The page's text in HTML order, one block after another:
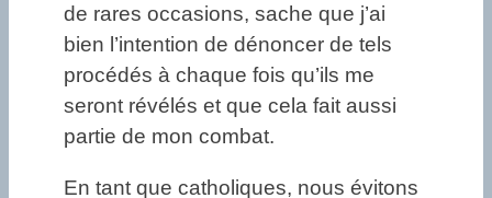
de rares occasions, sache que j’ai
bien l’intention de dénoncer de tels
procédés à chaque fois qu’ils me
seront révélés et que cela fait aussi
partie de mon combat.
En tant que catholiques, nous évitons